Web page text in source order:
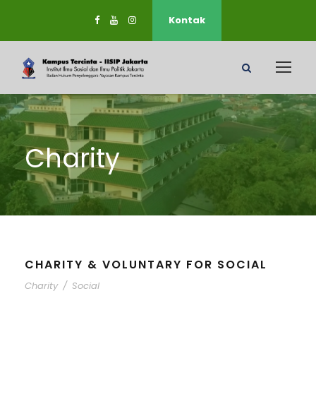
Kontak
Charity
CHARITY & VOLUNTARY FOR SOCIAL
Charity / Social